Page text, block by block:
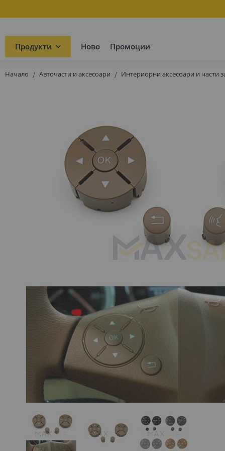
Продукти Ново Промоции
Начало Авточасти и аксесоари Интериорни аксесоари и части
изображенията